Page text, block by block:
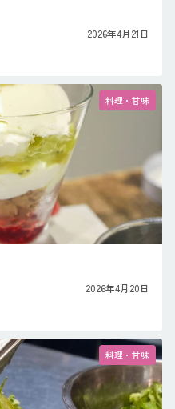
2026年4月21日
料理・甘味
2026年4月20日
料理・甘味